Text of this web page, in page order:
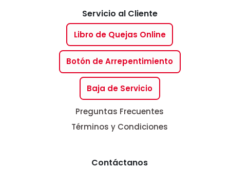
Servicio al Cliente
Libro de Quejas Online
Botón de Arrepentimiento
Baja de Servicio
Preguntas Frecuentes
Términos y Condiciones
Contáctanos